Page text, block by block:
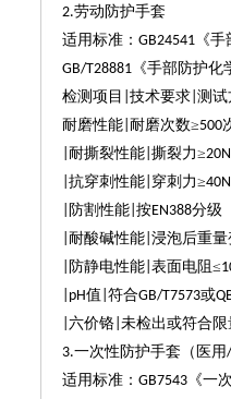
2.劳动防护手套
适用标准： GB24541 《
GB/T28881 《手部防护化
检测项目 技术要求 测试
耐磨性能 耐磨次数≥500
耐撕裂性能 撕裂力≥20N
抗穿刺性能 穿刺力≥40N|
防割性能 按EN388分级
耐酸碱性能 浸泡后重量
防静电性能 表面电阻≤
|pH值 符合GB/T7573或
六价铬 未检出或符合
3.一次性防护手套（医用/
适用标准： GB7543 《一